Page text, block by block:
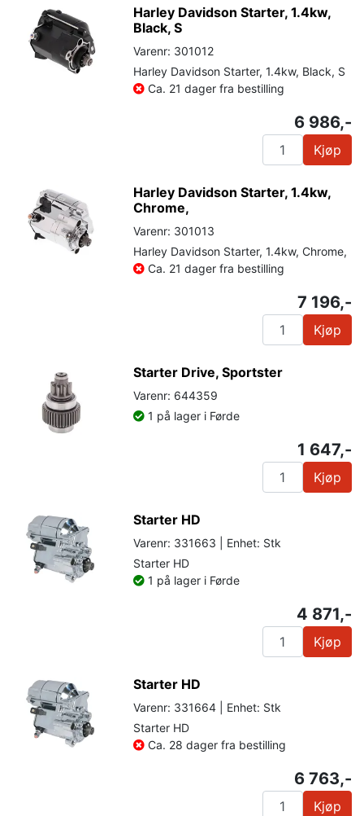
Harley Davidson Starter, 1.4kw,
Black, S
Varenr: 301012
Harley Davidson Starter, 1.4kw, Black, S
Ca. 21 dager fra bestilling
6 986,-
Kjøp
Harley Davidson Starter, 1.4kw,
Chrome,
Varenr: 301013
Harley Davidson Starter, 1.4kw, Chrome,
Ca. 21 dager fra bestilling
7 196,-
Kjøp
Starter Drive, Sportster
Varenr: 644359
1 på lager i Førde
1 647,-
Kjøp
Starter HD
Varenr: 331663 | Enhet: Stk
Starter HD
1 på lager i Førde
4 871,-
Kjøp
Starter HD
Varenr: 331664 | Enhet: Stk
Starter HD
Ca. 28 dager fra bestilling
6 763,-
Kjøp